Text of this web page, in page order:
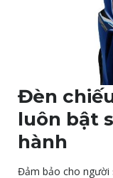
Đèn
luôn bật
hành
Đảm bảo cho người